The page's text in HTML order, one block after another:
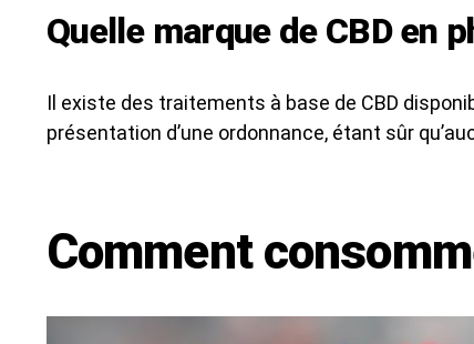
Quelle marque de CBD en
Il existe des traitements à base de CBD
présentation d’une ordonnance, étant sûr
Comment